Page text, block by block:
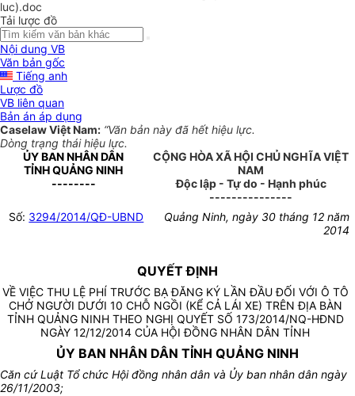
luc).doc
Tải lược đồ
Nội dung VB
Văn bản gốc
Tiếng anh
Lược đồ
VB liên quan
Bản án áp dụng
Caselaw Việt Nam: “Văn bản này đã hết hiệu lực.
Dòng trạng thái hiệu lực.
ỦY BAN NHÂN DÂN
TỈNH QUẢNG NINH
--------
CỘNG HÒA XÃ HỘI CHỦ NGHĨA VIỆT
NAM
Độc lập - Tự do - Hạnh phúc
---------------
Số: 3294/2014/QĐ-UBND
Quảng Ninh, ngày 30 tháng 12 năm
2014
QUYẾT ĐỊNH
VỀ VIỆC THU LỆ PHÍ TRƯỚC BẠ ĐĂNG KÝ LẦN ĐẦU ĐỐI VỚI Ô TÔ
CHỞ NGƯỜI DƯỚI 10 CHỖ NGỒI (KỂ CẢ LÁI XE) TRÊN ĐỊA BÀN
TỈNH QUẢNG NINH THEO NGHỊ QUYẾT SỐ 173/2014/NQ-HĐND
NGÀY 12/12/2014 CỦA HỘI ĐỒNG NHÂN DÂN TỈNH
ỦY BAN NHÂN DÂN TỈNH QUẢNG NINH
Căn cứ Luật Tổ chức Hội đồng nhân dân và Ủy ban nhân dân ngày
26/11/2003;